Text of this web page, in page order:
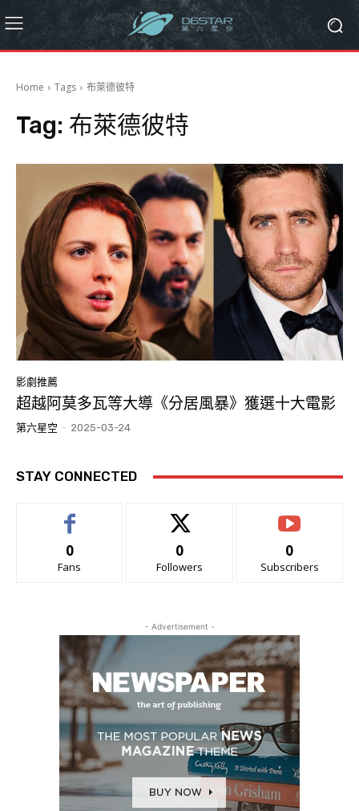
Home Tags 布萊德彼特
Tag: 布萊德彼特
影劇推薦
超越阿莫多瓦等大導《分居風暴》獲選十大電影
第六星空 - 2025-03-24
STAY CONNECTED
0
Fans
0
Followers
0
Subscribers
- Advertisement -